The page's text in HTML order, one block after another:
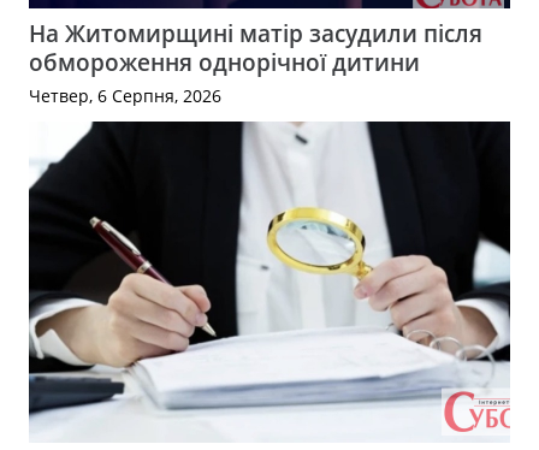
На Житомирщині матір засудили після
обмороження однорічної дитини
Четвер, 6 Серпня, 2026